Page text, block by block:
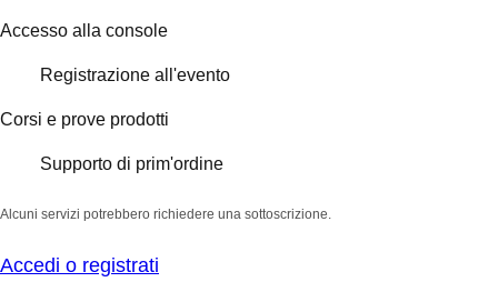
Accesso alla console
Registrazione all'evento
Corsi e prove prodotti
Supporto di prim'ordine
Alcuni servizi potrebbero richiedere una sottoscrizione.
Accedi o registrati